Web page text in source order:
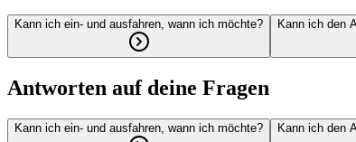
Kann ich ein- und ausfahren, wann ich möchte? Kann ich den
Antworten auf deine Fragen
Kann ich ein- und ausfahren, wann ich möchte? Kann ich den